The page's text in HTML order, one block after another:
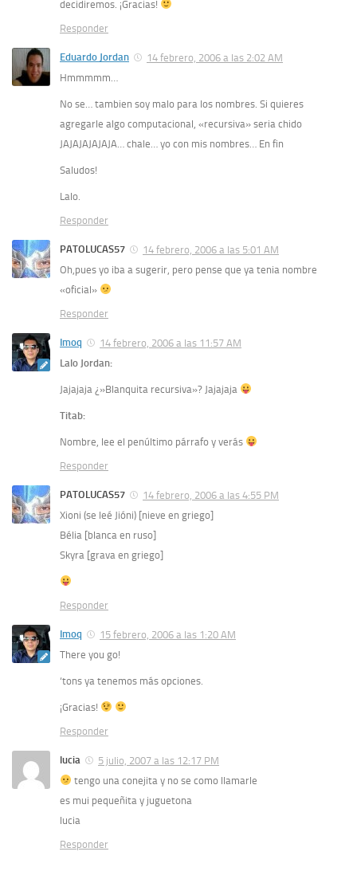
decidiremos. ¡Gracias!
Responder
Eduardo Jordan
14 febrero, 2006 a las 2:02 AM
Hmmmmm…
No se… tambien soy malo para los nombres. Si quieres
agregarle algo computacional, «recursiva» seria chido
JAJAJAJAJAJA… chale… yo con mis nombres… En fin
Saludos!
Lalo.
Responder
PATOLUCAS57
14 febrero, 2006 a las 5:01 AM
Oh,pues yo iba a sugerir, pero pense que ya tenia nombre
«oficial»
Responder
Imoq
14 febrero, 2006 a las 11:57 AM
Lalo Jordan:
Jajajaja ¿»Blanquita recursiva»? Jajajaja
Titab:
Nombre, lee el penúltimo párrafo y verás
Responder
PATOLUCAS57
14 febrero, 2006 a las 4:55 PM
Xioni (se leé Jióni) [nieve en griego]
Bélia [blanca en ruso]
Skyra [grava en griego]
Responder
Imoq
15 febrero, 2006 a las 1:20 AM
There you go!
‘tons ya tenemos más opciones.
¡Gracias!
Responder
lucia
5 julio, 2007 a las 12:17 PM
tengo una conejita y no se como llamarle
es mui pequeñita y juguetona
lucia
Responder